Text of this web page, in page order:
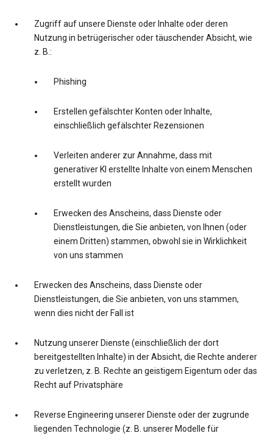
Zugriff auf unsere Dienste oder Inhalte oder deren
Nutzung in betrügerischer oder täuschender Absicht, wie
z. B.:
Phishing
Erstellen gefälschter Konten oder Inhalte,
einschließlich gefälschter Rezensionen
Verleiten anderer zur Annahme, dass mit
generativer KI erstellte Inhalte von einem Menschen
erstellt wurden
Erwecken des Anscheins, dass Dienste oder
Dienstleistungen, die Sie anbieten, von Ihnen (oder
einem Dritten) stammen, obwohl sie in Wirklichkeit
von uns stammen
Erwecken des Anscheins, dass Dienste oder
Dienstleistungen, die Sie anbieten, von uns stammen,
wenn dies nicht der Fall ist
Nutzung unserer Dienste (einschließlich der dort
bereitgestellten Inhalte) in der Absicht, die Rechte anderer
zu verletzen, z. B. Rechte an geistigem Eigentum oder das
Recht auf Privatsphäre
Reverse Engineering unserer Dienste oder der zugrunde
liegenden Technologie (z. B. unserer Modelle für